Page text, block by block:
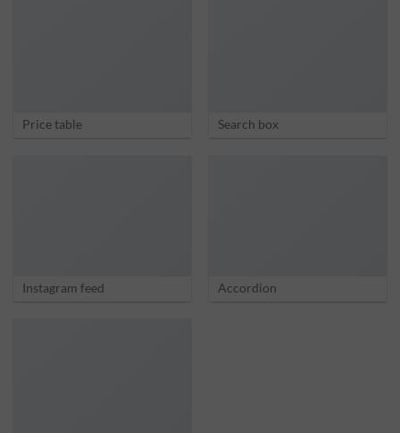
Price table Search box
Instagram feed Accordion